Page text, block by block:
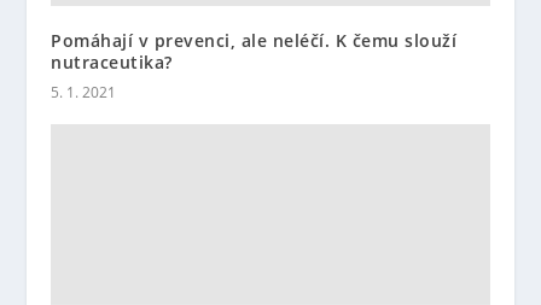
Pomáhají v prevenci, ale neléčí. K čemu slouží
nutraceutika?
5. 1. 2021